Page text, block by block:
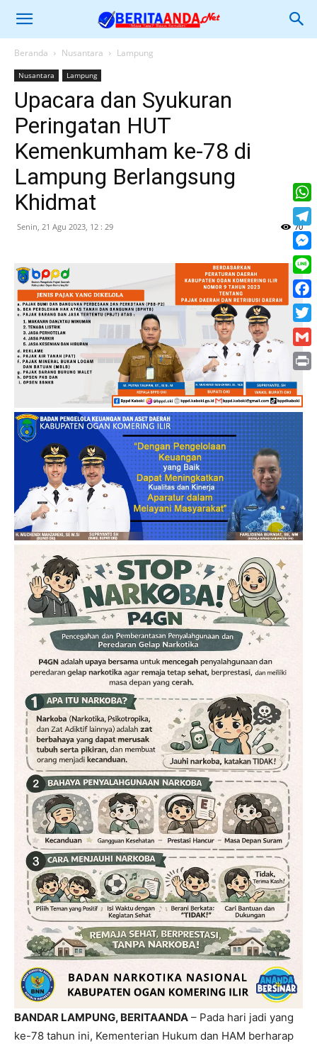
Beranda Nusantara Lampung
Nusantara Lampung
Upacara dan Syukuran
Peringatan HUT
Kemenkumham ke-78 di
Lampung Berlangsung
Khidmat
Senin, 21 Agu 2023, 12 : 29 70
BANDAR LAMPUNG, BERITAANDA – Pada hari jadi yang
ke-78 tahun ini, Kementerian Hukum dan HAM berharap
Line
Print